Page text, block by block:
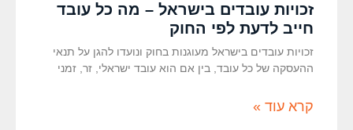
זכויות עובדים בישראל – מה כל עובד
חייב לדעת לפי החוק
זכויות עובדים בישראל מעוגנות בחוק ונועדו להגן על תנאי
ההעסקה של כל עובד, בין אם הוא עובד ישראלי, זר, זמני
קרא עוד »